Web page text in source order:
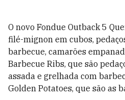
O novo Fondue Outback 5
filé-mignon em cubos,
barbecue, camarões
Barbecue Ribs, que são
assada e grelhada com
Golden Potatoes, que são as